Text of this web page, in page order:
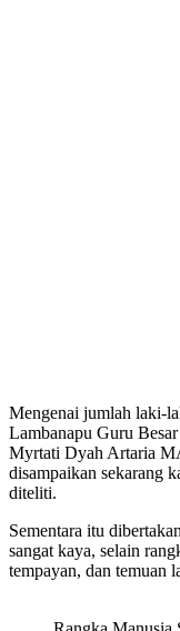
Mengenai jumlah laki-
Lambanapu Guru
Myrtati Dyah Artaria
disampaikan sekarang
diteliti.
Sementara itu
sangat kaya, selain
tempayan, dan temuan